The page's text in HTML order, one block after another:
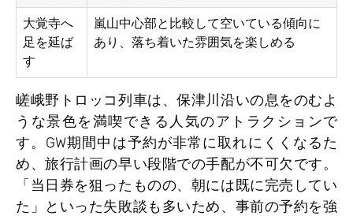
大覚寺へ
足を延ば
す
嵐山中心部と比較して空いている傾向に
あり、落ち着いた雰囲気を楽しめる
嵯峨野トロッコ列車は、保津川沿いの息をのむよ
うな景色を満喫できる人気のアトラクションで
す。GW期間中は予約が非常に取れにくくなるた
め、旅行計画の早い段階での手配が不可欠です。
「当日券を狙ったものの、朝には既に完売してい
た」といった失敗談も多いため、事前の予約を強